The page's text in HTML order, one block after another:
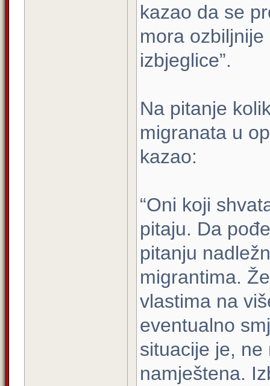
kazao da se
mora
izbjeglice”.
Na pitanje
migranata u
kazao:
“Oni koji
pitaju. Da
pitanju
migrantima.
vlastima na
eventualno
situacije je,
namještena.